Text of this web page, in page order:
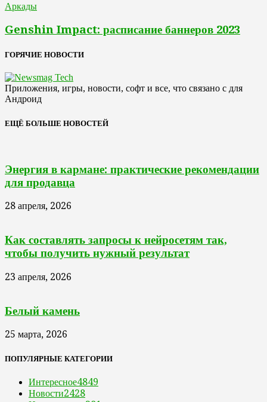
Аркады
Genshin Impact: расписание баннеров 2023
ГОРЯЧИЕ НОВОСТИ
Приложения, игры, новости, софт и все, что связано с для
Андроид
ЕЩЁ БОЛЬШЕ НОВОСТЕЙ
Энергия в кармане: практические рекомендации
для продавца
28 апреля, 2026
Как составлять запросы к нейросетям так,
чтобы получить нужный результат
23 апреля, 2026
Белый камень
25 марта, 2026
ПОПУЛЯРНЫЕ КАТЕГОРИИ
Интересное4849
Новости2428